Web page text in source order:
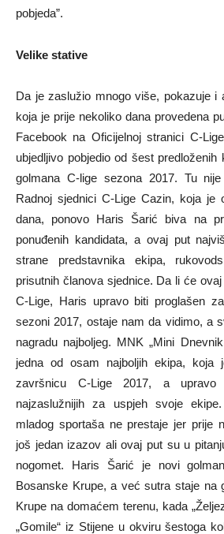
pobjeda”.
Velike stative
Da je zaslužio mnogo više, pokazuje i
koja je prije nekoliko dana provedena
Facebook na Oficijelnoj stranici C-
ubjedljivo pobjedio od šest predloženih
golmana C-lige sezona 2017. Tu
Radnoj sjednici C-Lige Cazin, koja je
dana, ponovo Haris Šarić biva na
ponuđenih kandidata, a ovaj put
strane predstavnika ekipa,
prisutnih članova sjednice. Da li će
C-Lige, Haris upravo biti proglašen
sezoni 2017, ostaje nam da vidimo, a
nagradu najboljeg. MNK „Mini
jedna od osam najboljih ekipa, koja
završnicu C-Lige 2017, a
najzaslužnijih za uspjeh svoje
mladog sportaša ne prestaje jer prije
još jedan izazov ali ovaj put su u
nogomet. Haris Šarić je novi
Bosanske Krupe, a već sutra staje na
Krupe na domaćem terenu, kada
„Gomile“ iz Stijene u okviru šestoga